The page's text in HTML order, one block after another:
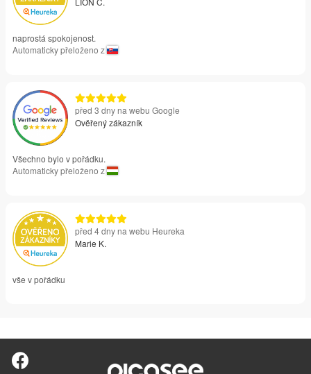
naprostá spokojenost.
Automaticky přeloženo z
před 3 dny na webu Google
Ověřený zákazník
Všechno bylo v pořádku.
Automaticky přeloženo z
před 4 dny na webu Heureka
Marie K.
vše v pořádku